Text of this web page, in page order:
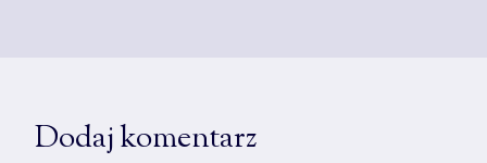
Dodaj komentarz